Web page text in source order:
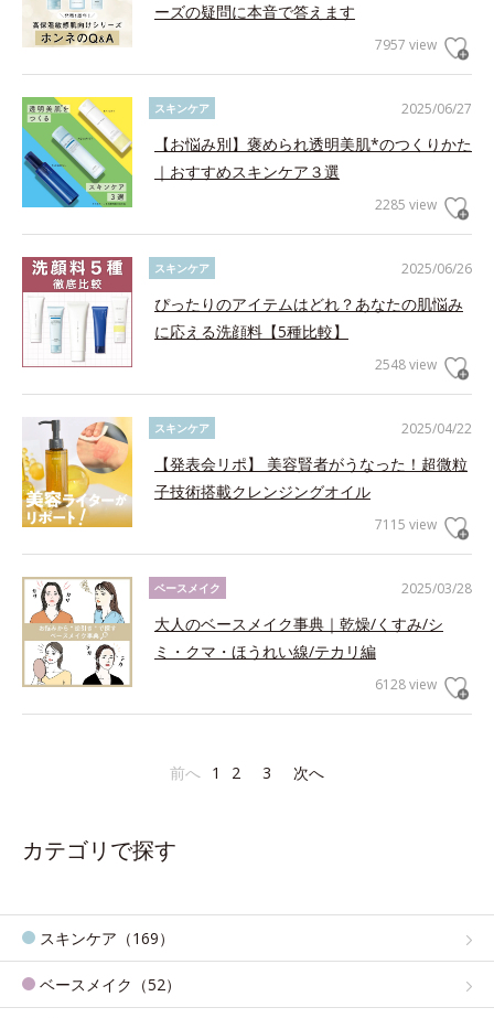
ーズの疑問に本音で答えます
7957 view
2025/06/27
スキンケア
【お悩み別】褒められ透明美肌*のつくりかた
｜おすすめスキンケア３選
2285 view
2025/06/26
スキンケア
ぴったりのアイテムはどれ？あなたの肌悩み
に応える洗顔料【5種比較】
2548 view
2025/04/22
スキンケア
【発表会リポ】 美容賢者がうなった！超微粒
子技術搭載クレンジングオイル
7115 view
2025/03/28
ベースメイク
大人のベースメイク事典｜乾燥/くすみ/シ
ミ・クマ・ほうれい線/テカリ編
6128 view
前へ 1 2 3 次へ
カテゴリで探す
スキンケア（169）
ベースメイク（52）